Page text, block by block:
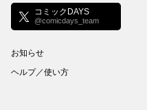
コミックDAYS
@comicdays_team
お知らせ
ヘルプ／使い方